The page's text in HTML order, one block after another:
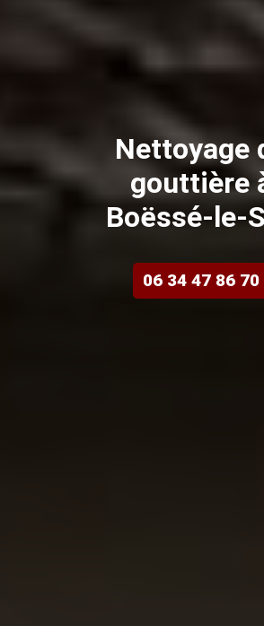
Nettoyage
gouttière
Boëssé-le-
06 34 47 86 70